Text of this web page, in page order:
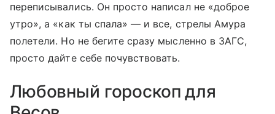
переписывались. Он просто написал не «доброе
утро», а «как ты спала» — и все, стрелы Амура
полетели. Но не бегите сразу мысленно в ЗАГС,
просто дайте себе почувствовать.
Любовный гороскоп для